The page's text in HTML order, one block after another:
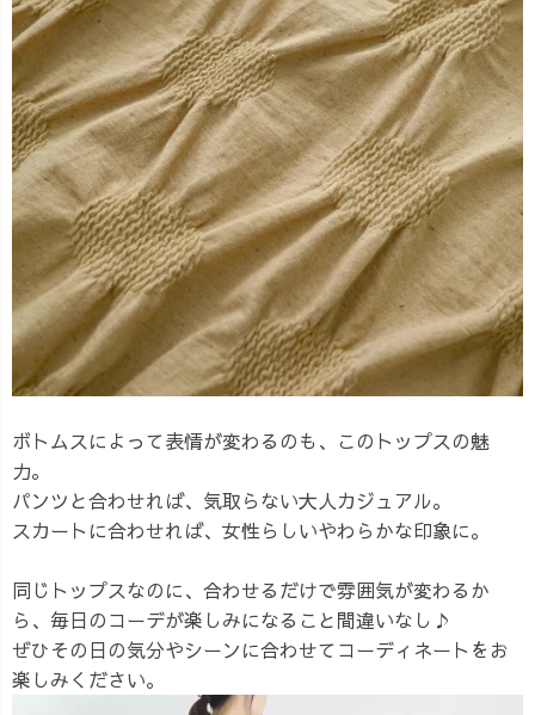
ボトムスによって表情が変わるのも、このトップスの魅
力。
パンツと合わせれば、気取らない大人カジュアル。
スカートに合わせれば、女性らしいやわらかな印象に。
同じトップスなのに、合わせるだけで雰囲気が変わるか
ら、毎日のコーデが楽しみになること間違いなし♪
ぜひその日の気分やシーンに合わせてコーディネートをお
楽しみください。